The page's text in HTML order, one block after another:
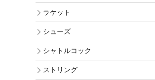
ラケット
シューズ
シャトルコック
ストリング